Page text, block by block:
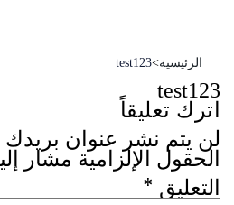
الرئيسية>
test123
test123
اترك تعليقاً
لن يتم نشر عنوان بريدك
الحقول الإلزامية مشار
التعليق *